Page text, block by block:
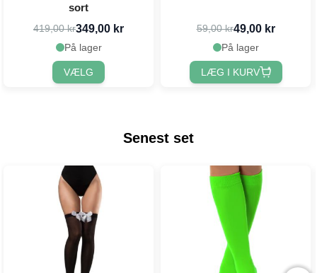
sort
419,00 kr349,00 kr
På lager
VÆLG
59,00 kr49,00 kr
På lager
LÆG I KURV
Senest set